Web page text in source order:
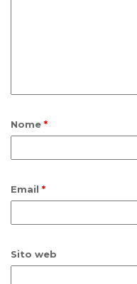
Nome *
Email *
Sito web